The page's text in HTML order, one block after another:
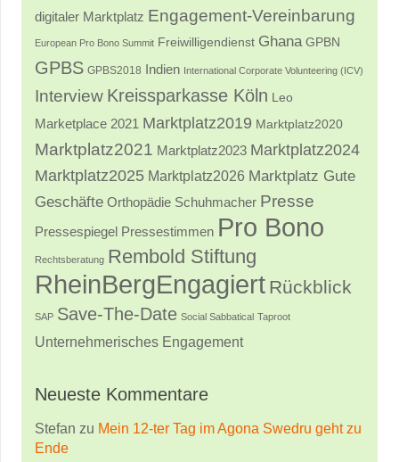
digitaler Marktplatz Engagement-Vereinbarung
European Pro Bono Summit Freiwilligendienst Ghana GPBN
GPBS GPBS2018 Indien International Corporate Volunteering (ICV)
Interview Kreissparkasse Köln Leo
Marketplace 2021 Marktplatz2019 Marktplatz2020
Marktplatz2021 Marktplatz2023 Marktplatz2024
Marktplatz2025 Marktplatz2026 Marktplatz Gute
Geschäfte Orthopädie Schuhmacher Presse
Pressespiegel Pressestimmen Pro Bono
Rechtsberatung Rembold Stiftung
RheinBergEngagiert Rückblick
SAP Save-The-Date Social Sabbatical Taproot
Unternehmerisches Engagement
Neueste Kommentare
Stefan zu Mein 12-ter Tag im Agona Swedru geht zu
Ende